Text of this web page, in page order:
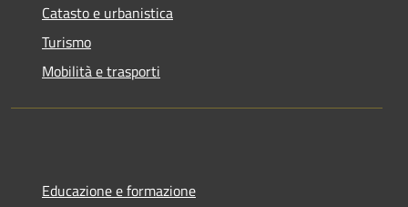
Catasto e urbanistica
Turismo
Mobilità e trasporti
Educazione e formazione